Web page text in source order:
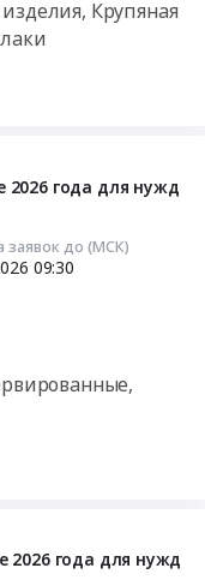
Крупяная
2026 года для нужд
заявок до (МСК)
09:30
2026 года для нужд